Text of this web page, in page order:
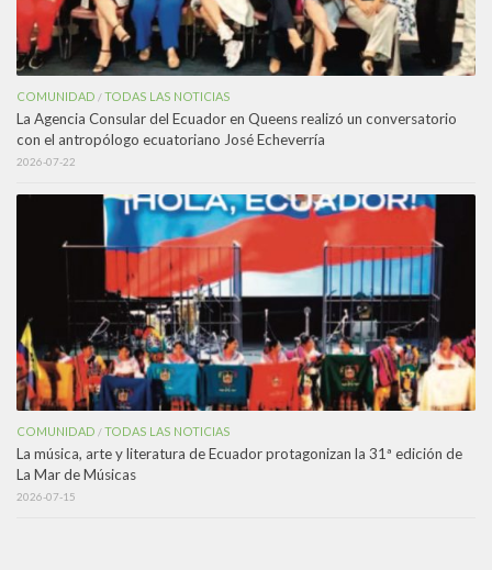
COMUNIDAD /TODAS LAS NOTICIAS
La Agencia Consular del Ecuador en Queens realizó un conversatorio
con el antropólogo ecuatoriano José Echeverría
2026-07-22
COMUNIDAD /TODAS LAS NOTICIAS
La música, arte y literatura de Ecuador protagonizan la 31ª edición de
La Mar de Músicas
2026-07-15